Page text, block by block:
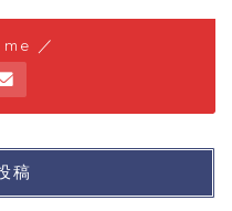
／
稿